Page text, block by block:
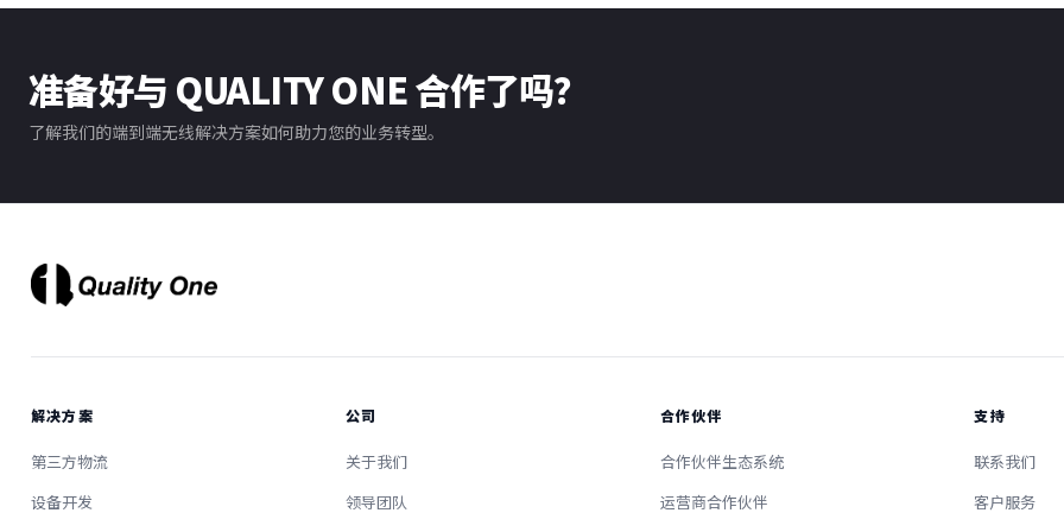
准备好与 QUALITY ONE 合作了吗？
了解我们的端到端无线解决方案如何助力您的业务转型。
解决方案
第三方物流
设备开发
公司
关于我们
领导团队
合作伙伴
合作伙伴生态系统
运营商合作伙伴
支持
联系我们
客户服务